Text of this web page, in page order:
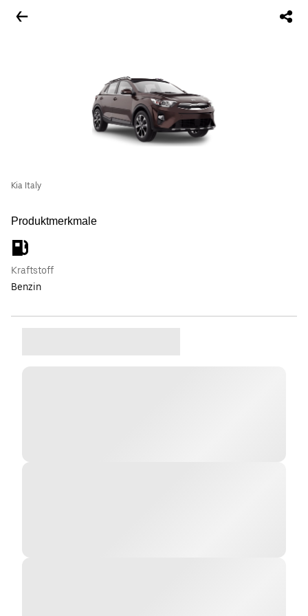
Kia Italy
Produktmerkmale
Kraftstoff
Benzin